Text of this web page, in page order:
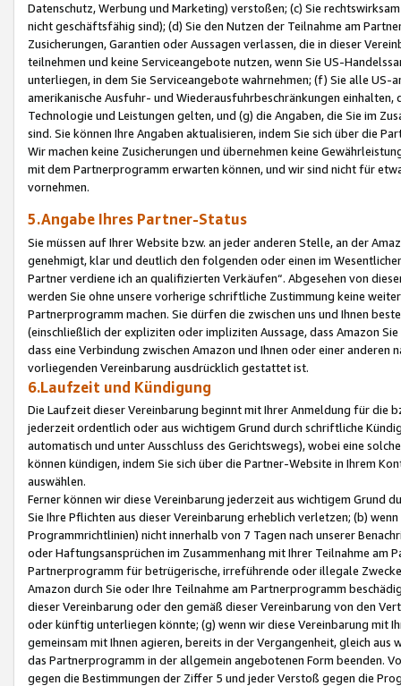
Datenschutz, Werbung und Marketing) verstoßen; (c) Sie
nicht geschäftsfähig sind); (d) Sie den Nutzen der Teilnahme am
Zusicherungen, Garantien oder Aussagen verlassen, die in dieser
teilnehmen und keine Serviceangebote nutzen, wenn Sie US-
unterliegen, in dem Sie Serviceangebote wahrnehmen; (f) Sie alle
amerikanische Ausfuhr- und Wiederausfuhrbeschränkungen
Technologie und Leistungen gelten, und (g) die Angaben, die Sie im
sind. Sie können Ihre Angaben aktualisieren, indem Sie sich über die
Wir machen keine Zusicherungen und übernehmen keine
mit dem Partnerprogramm erwarten können, und wir sind nicht für
vornehmen.
5.Angabe Ihres Partner-Status
Sie müssen auf Ihrer Website bzw. an jeder anderen Stelle, an der
genehmigt, klar und deutlich den folgenden oder einen im
Partner verdiene ich an qualifizierten Verkäufen“. Abgesehen von
werden Sie ohne unsere vorherige schriftliche Zustimmung keine
Partnerprogramm machen. Sie dürfen die zwischen uns und Ihnen
(einschließlich der expliziten oder impliziten Aussage, dass Amazon
dass eine Verbindung zwischen Amazon und Ihnen oder einer
vorliegenden Vereinbarung ausdrücklich gestattet ist.
6.Laufzeit und Kündigung
Die Laufzeit dieser Vereinbarung beginnt mit Ihrer Anmeldung für die
jederzeit ordentlich oder aus wichtigem Grund durch schriftliche
automatisch und unter Ausschluss des Gerichtswegs), wobei eine
können kündigen, indem Sie sich über die Partner-Website in Ihrem
auswählen.
Ferner können wir diese Vereinbarung jederzeit aus wichtigem Grund
Sie Ihre Pflichten aus dieser Vereinbarung erheblich verletzen; (b)
Programmrichtlinien) nicht innerhalb von 7 Tagen nach unserer
oder Haftungsansprüchen im Zusammenhang mit Ihrer Teilnahme am
Partnerprogramm für betrügerische, irreführende oder illegale
Amazon durch Sie oder Ihre Teilnahme am Partnerprogramm
dieser Vereinbarung oder den gemäß dieser Vereinbarung von den
oder künftig unterliegen könnte; (g) wenn wir diese Vereinbarung mit
gemeinsam mit Ihnen agieren, bereits in der Vergangenheit, gleich
das Partnerprogramm in der allgemein angebotenen Form beenden.
gegen die Bestimmungen der Ziffer 5 und jeder Verstoß gegen die